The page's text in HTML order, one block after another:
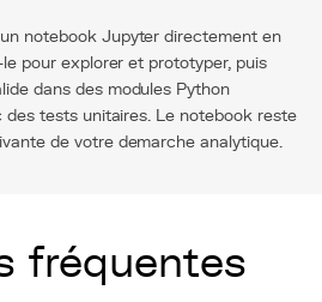
notebook Jupyter directement en
pour explorer et prototyper, puis
dans des modules Python
des tests unitaires. Le notebook reste
de votre demarche analytique.
fréquentes